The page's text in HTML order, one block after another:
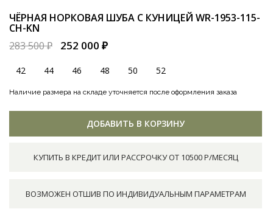
ЧЁРНАЯ НОРКОВАЯ ШУБА С КУНИЦЕЙ WR-1953-115-
CH-KN
283 500 ₽
252 000 ₽
42 44 46 48 50 52
Наличие размера на складе уточняется после оформления заказа
ДОБАВИТЬ В КОРЗИНУ
КУПИТЬ В КРЕДИТ ИЛИ РАССРОЧКУ ОТ 10500 Р/МЕСЯЦ
ВОЗМОЖЕН ОТШИВ ПО ИНДИВИДУАЛЬНЫМ ПАРАМЕТРАМ